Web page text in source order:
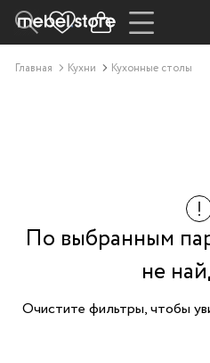
Главная Кухни Кухонные столы
По выбранным
не
Очистите фильтры, чтобы